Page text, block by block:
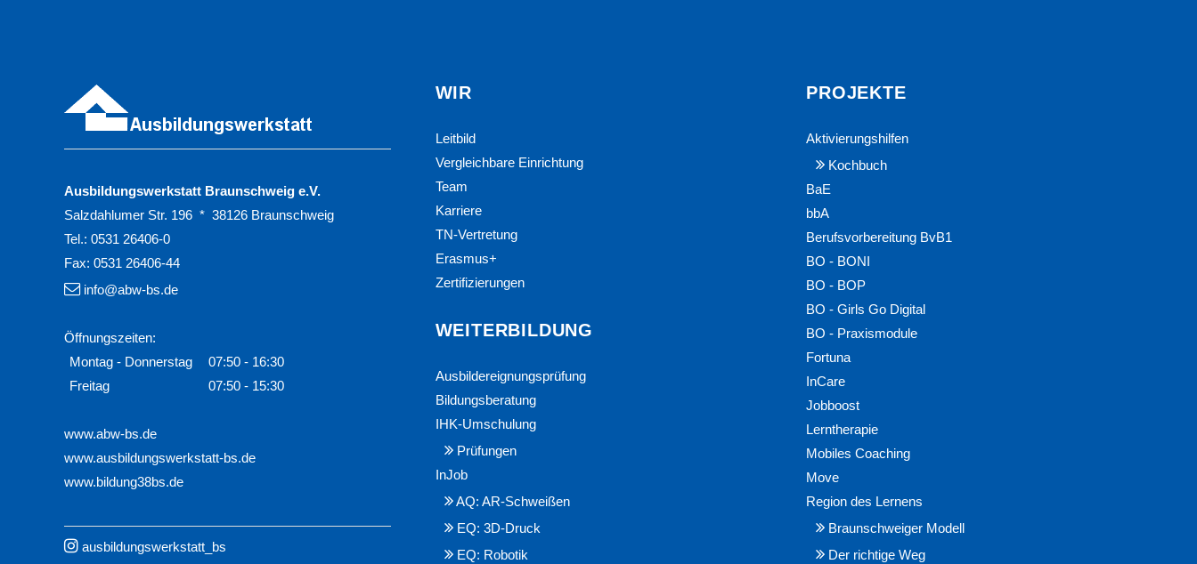
Ausbildungswerkstatt Braunschweig e.V.
Salzdahlumer Str. 196 * 38126 Braunschweig
Tel.: 0531 26406-0
Fax: 0531 26406-44
info@abw-bs.de
Öffnungszeiten:
Montag - Donnerstag
07:50 - 16:30
Freitag
07:50 - 15:30
www.abw-bs.de
www.ausbildungswerkstatt-bs.de
www.bildung38bs.de
ausbildungswerkstatt_bs
WIR
Leitbild
Vergleichbare Einrichtung
Team
Karriere
TN-Vertretung
Erasmus+
Zertifizierungen
WEITERBILDUNG
Ausbildereignungsprüfung
Bildungsberatung
IHK-Umschulung
Prüfungen
InJob
AQ: AR-Schweißen
EQ: 3D-Druck
EQ: Robotik
PROJEKTE
Aktivierungshilfen
Kochbuch
BaE
bbA
Berufsvorbereitung BvB1
BO - BONI
BO - BOP
BO - Girls Go Digital
BO - Praxismodule
Fortuna
InCare
Jobboost
Lerntherapie
Mobiles Coaching
Move
Region des Lernens
Braunschweiger Modell
Der richtige Weg